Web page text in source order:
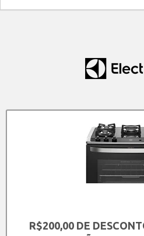
R$200,00 DE